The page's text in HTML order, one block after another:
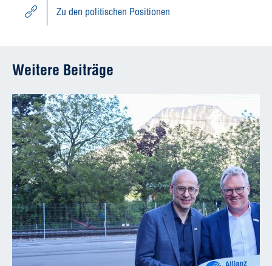
Zu den politischen Positionen
Weitere Beiträge